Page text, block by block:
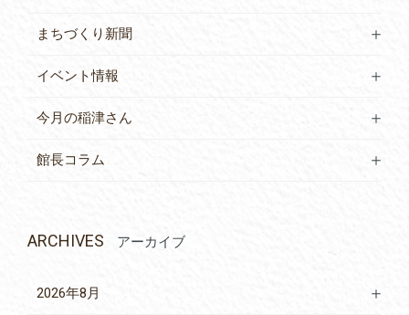
まちづくり新聞
イベント情報
今月の稲津さん
館長コラム
ARCHIVES アーカイブ
2026年8月